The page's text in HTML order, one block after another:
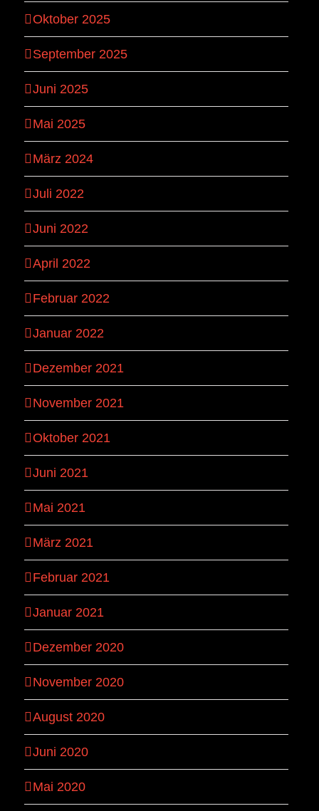
Oktober 2025
September 2025
Juni 2025
Mai 2025
März 2024
Juli 2022
Juni 2022
April 2022
Februar 2022
Januar 2022
Dezember 2021
November 2021
Oktober 2021
Juni 2021
Mai 2021
März 2021
Februar 2021
Januar 2021
Dezember 2020
November 2020
August 2020
Juni 2020
Mai 2020